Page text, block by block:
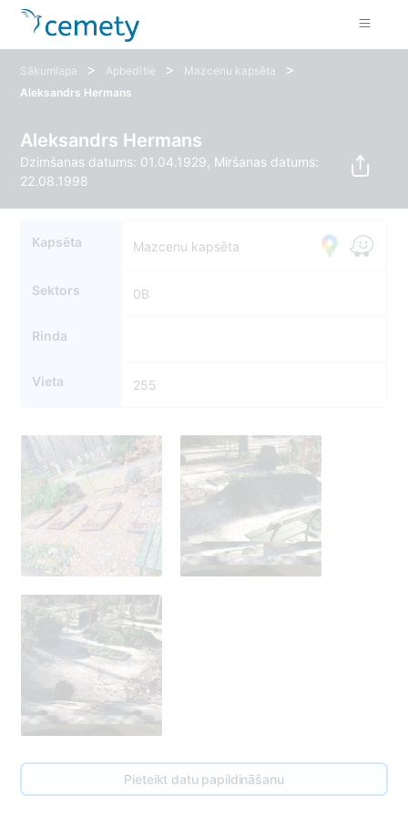
Sākumlapa > Apbedītie > Mazcenu kapsēta >
Aleksandrs Hermans
Aleksandrs Hermans
Dzimšanas datums: 01.04.1929, Miršanas datums:
22.08.1998
Kapsēta Mazcenu kapsēta
Sektors 0B
Rinda
Vieta 255
Pieteikt datu papildināšanu